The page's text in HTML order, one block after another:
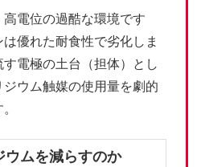
電位の過酷な環境です
優れた耐食性で劣化しま
電極の土台（担体）とし
ウム触媒の使用量を劇的
ウムを減らすのか